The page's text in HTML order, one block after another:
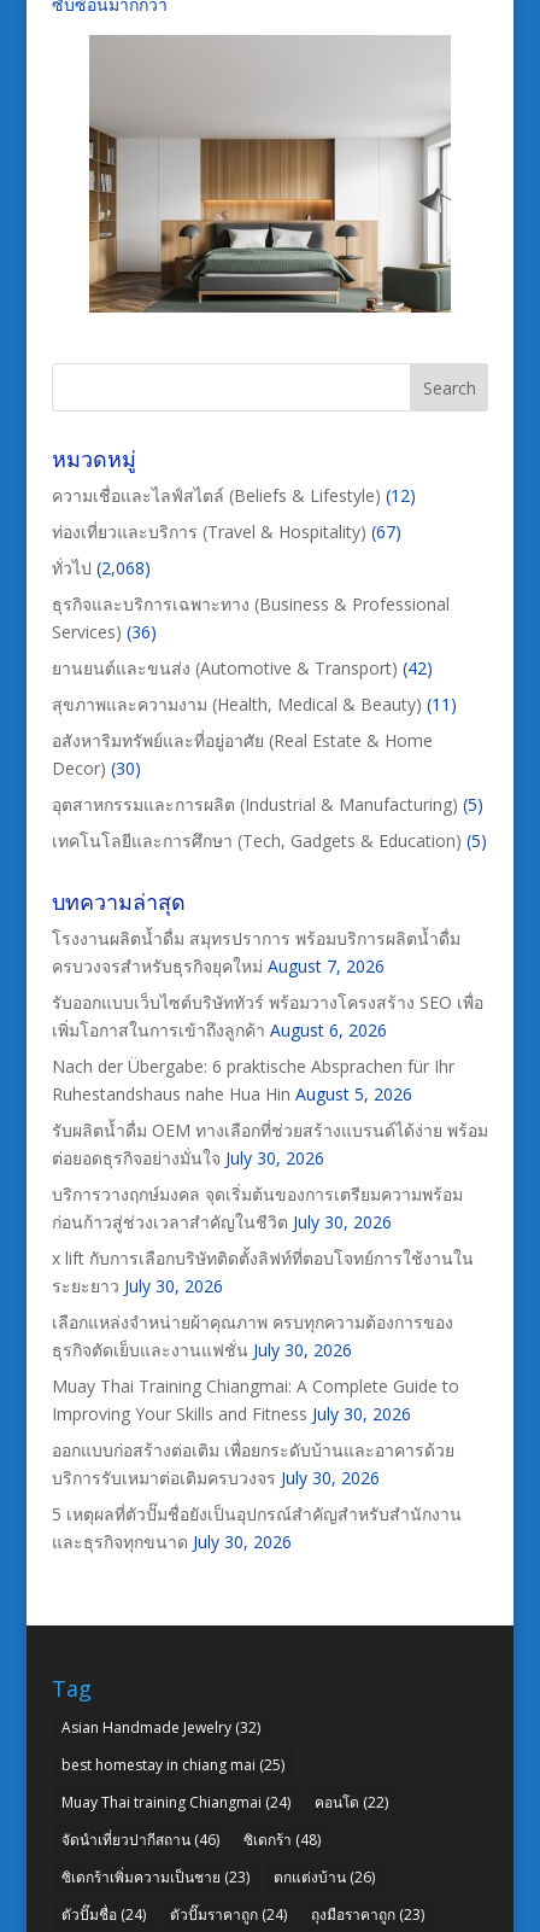
หมวดหมู่
ความเชื่อและไลฟ์สไตล์ (Beliefs & Lifestyle) (12)
ท่องเที่ยวและบริการ (Travel & Hospitality) (67)
ทั่วไป (2,068)
ธุรกิจและบริการเฉพาะทาง (Business & Professional
Services) (36)
ยานยนต์และขนส่ง (Automotive & Transport) (42)
สุขภาพและความงาม (Health, Medical & Beauty) (11)
อสังหาริมทรัพย์และที่อยู่อาศัย (Real Estate & Home
Decor) (30)
อุตสาหกรรมและการผลิต (Industrial & Manufacturing) (5)
เทคโนโลยีและการศึกษา (Tech, Gadgets & Education) (5)
บทความล่าสุด
โรงงานผลิตน้ำดื่ม สมุทรปราการ พร้อมบริการผลิตน้ำดื่ม
ครบวงจรสำหรับธุรกิจยุคใหม่ August 7, 2026
รับออกแบบเว็บไซต์บริษัททัวร์ พร้อมวางโครงสร้าง SEO เพื่อ
เพิ่มโอกาสในการเข้าถึงลูกค้า August 6, 2026
Nach der Übergabe: 6 praktische Absprachen für Ihr
Ruhestandshaus nahe Hua Hin August 5, 2026
รับผลิตน้ำดื่ม OEM ทางเลือกที่ช่วยสร้างแบรนด์ได้ง่าย พร้อม
ต่อยอดธุรกิจอย่างมั่นใจ July 30, 2026
บริการวางฤกษ์มงคล จุดเริ่มต้นของการเตรียมความพร้อม
ก่อนก้าวสู่ช่วงเวลาสำคัญในชีวิต July 30, 2026
x lift กับการเลือกบริษัทติดตั้งลิฟท์ที่ตอบโจทย์การใช้งานใน
ระยะยาว July 30, 2026
เลือกแหล่งจำหน่ายผ้าคุณภาพ ครบทุกความต้องการของ
ธุรกิจตัดเย็บและงานแฟชั่น July 30, 2026
Muay Thai Training Chiangmai: A Complete Guide to
Improving Your Skills and Fitness July 30, 2026
ออกแบบก่อสร้างต่อเติม เพื่อยกระดับบ้านและอาคารด้วย
บริการรับเหมาต่อเติมครบวงจร July 30, 2026
5 เหตุผลที่ตัวปั๊มชื่อยังเป็นอุปกรณ์สำคัญสำหรับสำนักงาน
และธุรกิจทุกขนาด July 30, 2026
Tag
Asian Handmade Jewelry(32)
best homestay in chiang mai (25)
Muay Thai training Chiangmai (24) คอนโด (22)
จัดนำเที่ยวปากีสถาน(46) ซิเดกร้า (48)
ซิเดกร้าเพิ่มความเป็นชาย (23) ตกแต่งบ้าน(26)
ตัวปั๊มชื่อ(24) ตัวปั๊มราคาถูก(24) ถุงมือราคาถูก(23)